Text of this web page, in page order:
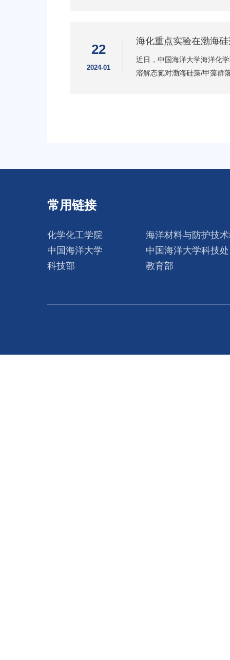
22
2024-01
海化重点实验在渤海
近日，中国海洋大学海洋化
溶解态氮对渤海硅藻/甲藻群
常用链接
化学化工学院
海洋材料与防护技
中国海洋大学
中国海洋大学科技处
科技部
教育部